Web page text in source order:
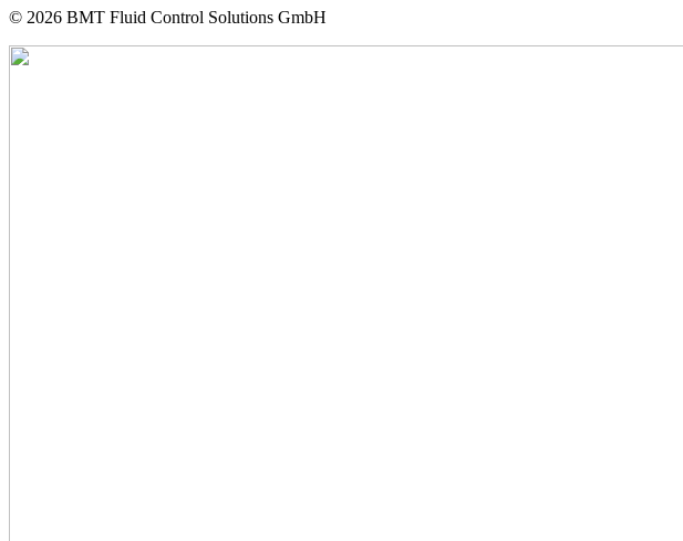
© 2026 BMT Fluid Control Solutions GmbH